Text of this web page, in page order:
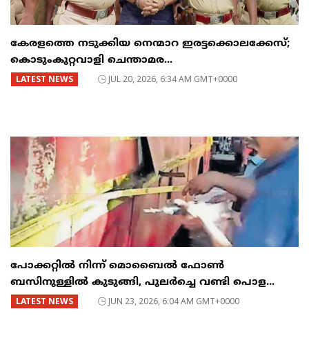
കേരളത്തെ നടുക്കിയ നെന്മാറ ഇരട്ടക്കൊലക്കേസ്;
കൊടുംകുറ്റവാളി ചെന്താമര...
LATEST NEWS JUL 20, 2026, 6:34 AM GMT+0000
പോക്കറ്റിൽ നിന്ന് മൊബൈൽ ഫോൺ
ബസിനുള്ളിൽ കുടുങ്ങി, പുലർച്ചെ വണ്ടി പൊള...
LATEST NEWS JUN 23, 2026, 6:04 AM GMT+0000